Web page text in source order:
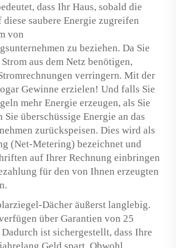
dass Ihr Haus, sobald die
diese saubere Energie zugreifen
von
zu beziehen. Da Sie
aus dem Netz benötigen,
verringern. Mit der
Gewinne erzielen! Und falls Sie
mehr Energie erzeugen, als Sie
überschüssige Energie an das
zurückspeisen. Dies wird als
(Net-Metering) bezeichnet und
auf Ihrer Rechnung einbringen
für den von Ihnen erzeugten
Dächer äußerst langlebig.
über Garantien von 25
ist sichergestellt, dass Ihre
Geld spart. Obwohl